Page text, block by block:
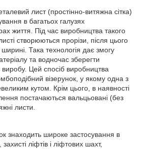
лист (простінно-витяжна сітка)
в багатьох галузях
життя. Під час виробництва такого
створюються прорізи, після цього
Така технологія дає змогу
та водночас зберегти
виробу. Цей спосіб виробництва
візерунок, у якому одна з
кутом. Крім цього, в наявності
постачаються вальцьовані (без
листи.
знаходить широке застосування в
ліфтів і ліфтових шахт,